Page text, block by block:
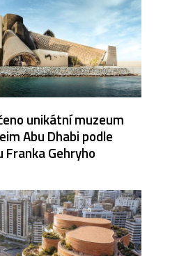
unikátní muzeum
Abu Dhabi podle
Franka Gehryho